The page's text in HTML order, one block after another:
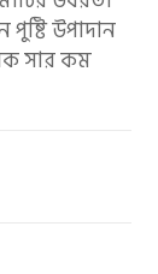
পুষ্টি উপাদান
সার কম